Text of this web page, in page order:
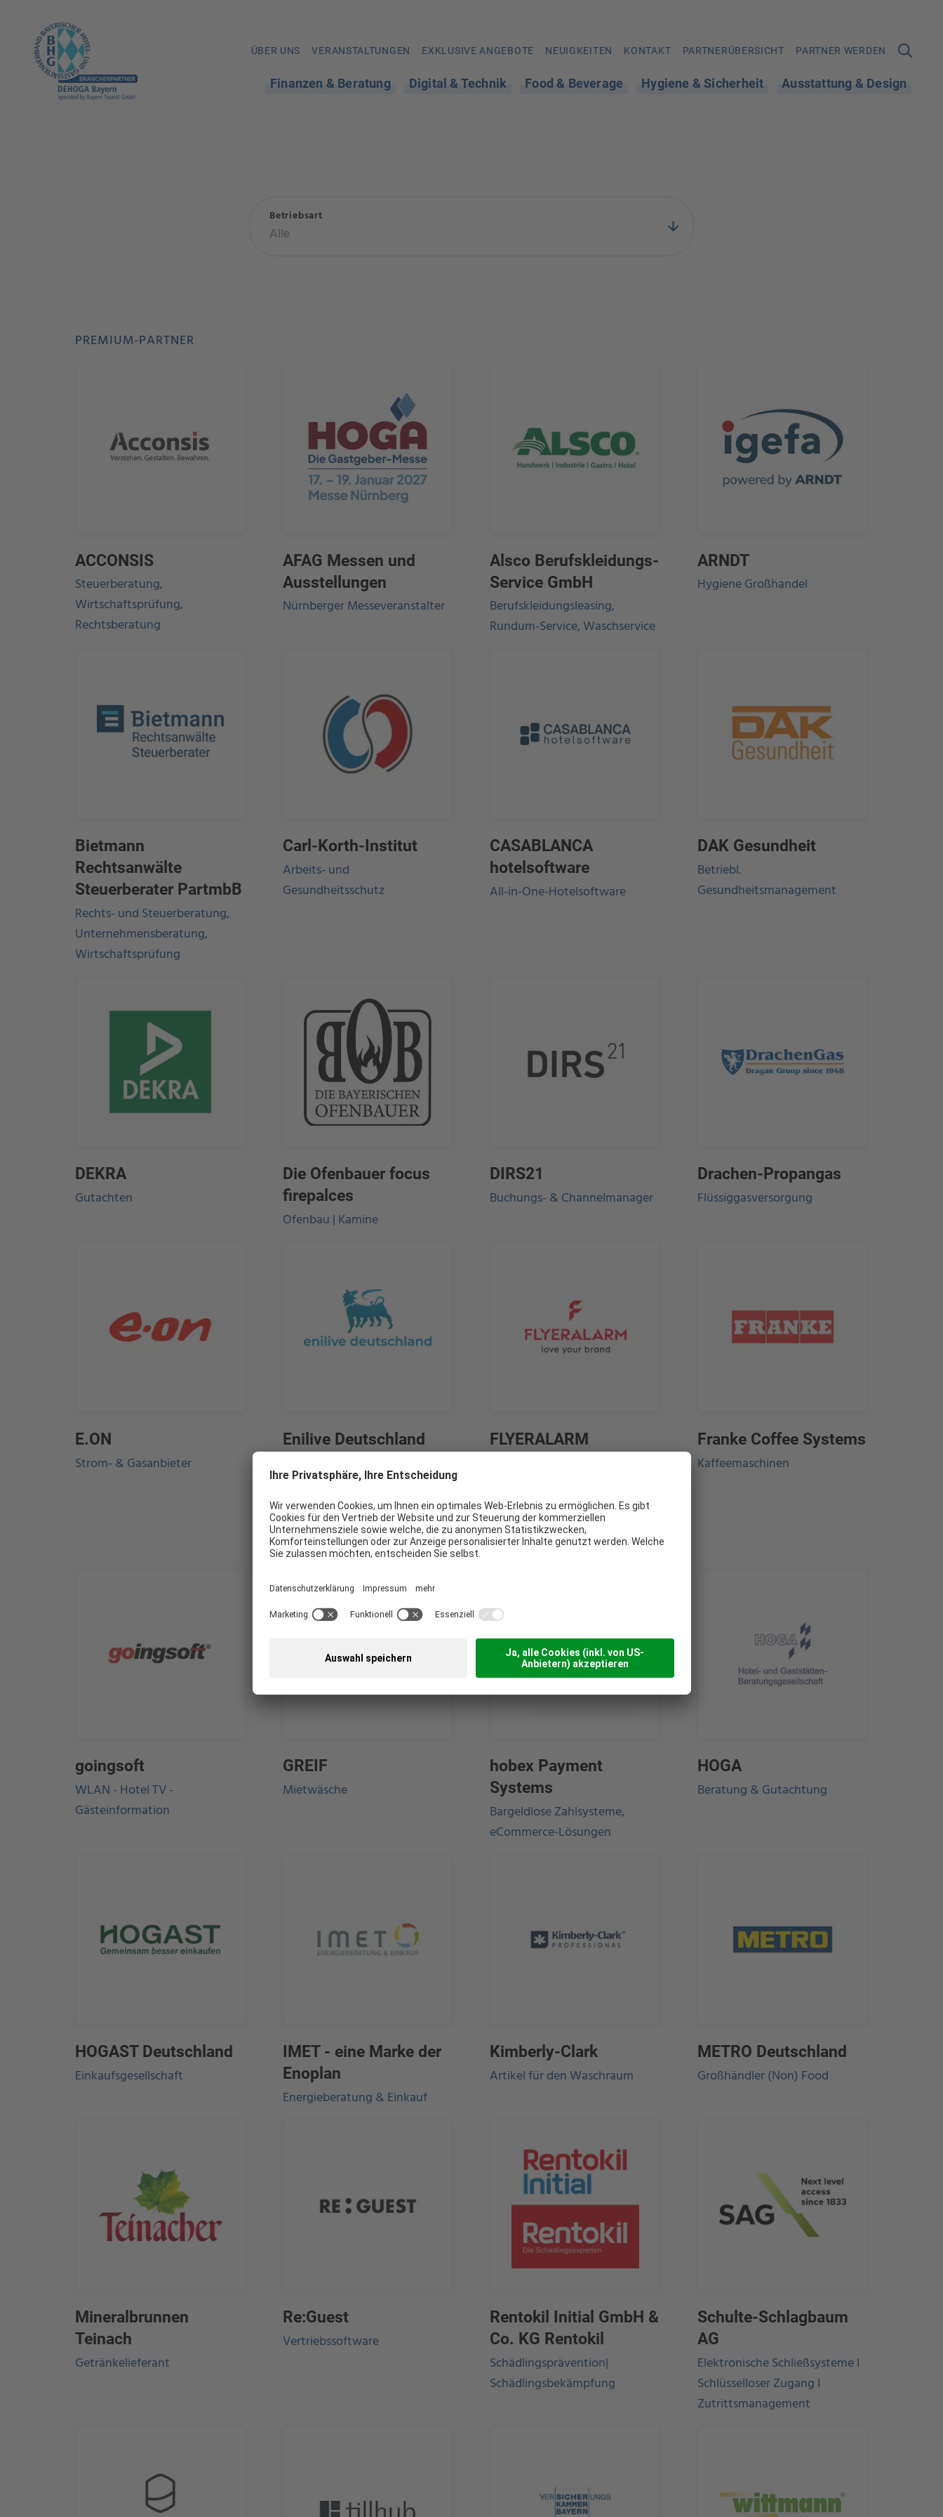
ÜBER UNS VERANSTALTUNGEN EXKLUSIVE ANGEBOTE NEUIGKEITEN KONTAKT PARTNERÜBERSICHT PARTNER WERDEN
Finanzen & Beratung Digital & Technik Food & Beverage Hygiene & Sicherheit Ausstattung & Design
Betriebsart
Alle
PREMIUM-PARTNER
ACCONSIS
Steuerberatung,
Wirtschaftsprüfung,
Rechtsberatung
AFAG Messen und
Ausstellungen
Nürnberger Messeveranstalter
Alsco Berufskleidungs-
Service GmbH
Berufskleidungsleasing,
Rundum-Service, Waschservice
ARNDT
Hygiene Großhandel
Bietmann
Rechtsanwälte
Steuerberater PartmbB
Rechts- und Steuerberatung,
Unternehmensberatung,
Wirtschaftsprüfung
Carl-Korth-Institut
Arbeits- und
Gesundheitsschutz
CASABLANCA
hotelsoftware
All-in-One-Hotelsoftware
DAK Gesundheit
Betriebl.
Gesundheitsmanagement
DEKRA
Gutachten
Die Ofenbauer focus
firepalces
Ofenbau | Kamine
DIRS21
Buchungs- & Channelmanager
Drachen-Propangas
Flüssiggasversorgung
E.ON
Strom- & Gasanbieter
Enilive Deutschland
Hochwertige Kraftstoffe,
Versorgung für PKW und LKW,
Autowäsche, italienische
Kaffee&Snacks
FLYERALARM Franke Coffee Systems
Kaffeemaschinen
goingsoft
WLAN - Hotel TV -
Gästeinformation
GREIF
Mietwäsche
hobex Payment
Systems
Bargeldlose Zahlsysteme,
eCommerce-Lösungen
HOGA
Beratung & Gutachtung
HOGAST Deutschland
Einkaufsgesellschaft
IMET - eine Marke der
Enoplan
Energieberatung & Einkauf
Kimberly-Clark
Artikel für den Waschraum
METRO Deutschland
Großhändler (Non) Food
Mineralbrunnen
Teinach
Getränkelieferant
Re:Guest
Vertriebssoftware
Rentokil Initial GmbH &
Co. KG Rentokil
Schädlingsprävention|
Schädlingsbekämpfung
Schulte-Schlagbaum
AG
Elektronische Schließsysteme I
Schlüsselloser Zugang I
Zutrittsmanagement